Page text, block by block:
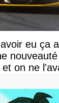
eu ça
on ne